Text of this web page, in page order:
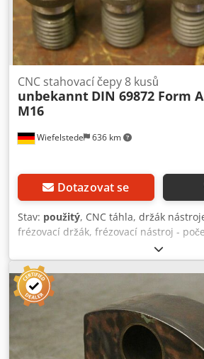
Wiefelstede 636 km
CNC stahovací čepy 8 kusů
unbekannt DIN 69872 Form A
M16
Dotazovat se
Stav: použitý, CNC táhla, držák
frézovací držák, frézovací nástroj -
drážkou pro prsten - pro: držáky SK40
kompletní - hmotnost: 0,6 kg Dedeb